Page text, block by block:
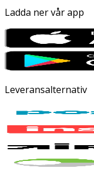
Ladda ner vår app
Leveransalternativ